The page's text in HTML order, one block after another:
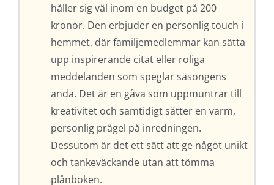
håller sig väl inom en budget på 200
kronor. Den erbjuder en personlig touch i
hemmet, där familjemedlemmar kan sätta
upp inspirerande citat eller roliga
meddelanden som speglar säsongens
anda. Det är en gåva som uppmuntrar till
kreativitet och samtidigt sätter en varm,
personlig prägel på inredningen.
Dessutom är det ett sätt att ge något unikt
och tankeväckande utan att tömma
plånboken.